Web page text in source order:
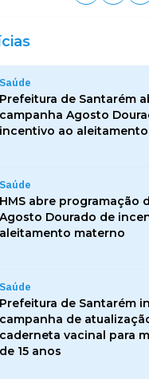
Saúde
Prefeitura de Santarém
campanha Agosto
incentivo ao
Saúde
HMS abre programação
Agosto Dourado de
aleitamento materno
Saúde
Prefeitura de Santarém
campanha de
caderneta vacinal para
de 15 anos